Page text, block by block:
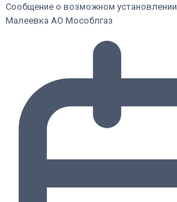
Сообщение о возможном установлении
Малеевка АО Мособлгаз